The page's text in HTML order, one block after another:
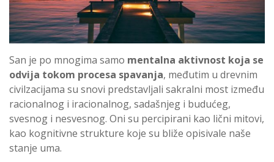
San je po mnogima samo mentalna aktivnost koja se
odvija tokom procesa spavanja, međutim u drevnim
civilzacijama su snovi predstavljali sakralni most između
racionalnog i iracionalnog, sadašnjeg i budućeg,
svesnog i nesvesnog. Oni su percipirani kao lični mitovi,
kao kognitivne strukture koje su bliže opisivale naše
stanje uma.